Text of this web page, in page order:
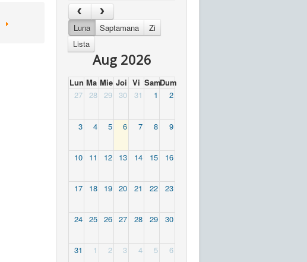
Luna Saptamana
Zi
Lista
Aug 2026
Lun Ma Mie Joi Vi SamDum
27
28 29 30 31 1 2
3 4 5 6 7 8 9
10 11 12 13 14 15 16
17 18 19 20 21 22 23
24 25 26 27 28 29 30
31 1 2 3 4 5 6